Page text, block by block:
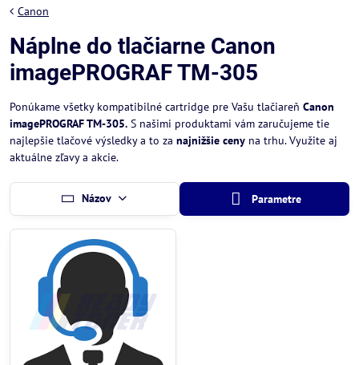
Canon
Náplne do tlačiarne Canon
imagePROGRAF TM-305
Ponúkame všetky kompatibilné cartridge pre Vašu tlačiareň Canon
imagePROGRAF TM-305. S našimi produktami vám zaručujeme tie
najlepšie tlačové výsledky a to za najnižšie ceny na trhu. Využite aj
aktuálne zľavy a akcie.
Názov Parametre